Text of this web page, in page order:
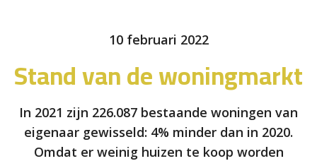
10 februari 2022
Stand van de woningmarkt
In 2021 zijn 226.087 bestaande woningen van
eigenaar gewisseld: 4% minder dan in 2020.
Omdat er weinig huizen te koop worden